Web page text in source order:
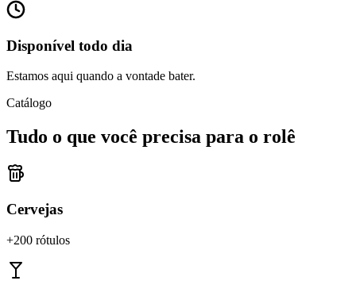
Disponível todo dia
Estamos aqui quando a vontade bater.
Catálogo
Tudo o que você precisa para o rolê
Cervejas
+200 rótulos